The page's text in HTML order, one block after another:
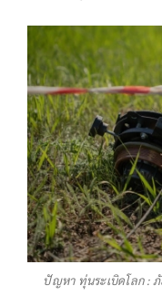
ปัญหา ทุ่นระเบิดโลก :